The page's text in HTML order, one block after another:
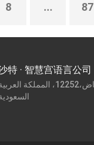
8 ... 87
特 · 智慧宫语言公司
طريق الملك عبد العزيز7430، حي الورود، الرياض،12252، المملكة